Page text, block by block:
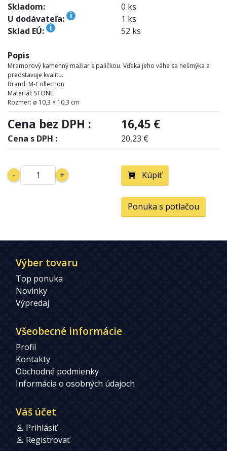
Skladom:
0 ks
U dodávateľa:
i
1 ks
Sklad EÚ:
i 52 ks
Popis
Mramorový kamenný mažiar s paličkou. Vďaka jeho váhe sa nešmýka a
predstavuje kvalitu.
Brand: M-Collection
Materiál: STONE
Rozmer: ø 10,3 × 10,3 cm
Cena bez DPH : 16,45 €
Cena s DPH : 20,23 €
- + Kúpiť
Ponuka s potlačou
Výber tovaru
Top ponuka
Novinky
Výpredaj
Všeobecné informácie
Profil
Kontakty
Obchodné podmienky
Informácia o osobných údajoch
Váš účet
Prihlásiť
Registrovať